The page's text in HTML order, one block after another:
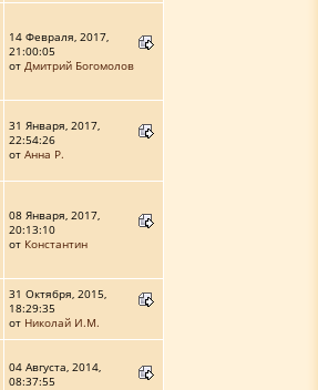
14 Февраля, 2017,
21:00:05
от Дмитрий Богомолов
31 Января, 2017,
22:54:26
от Анна Р.
08 Января, 2017,
20:13:10
от Константин
31 Октября, 2015,
18:29:35
от Николай И.М.
04 Августа, 2014,
08:37:55